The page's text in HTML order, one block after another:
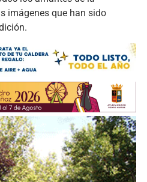
imágenes que han sido